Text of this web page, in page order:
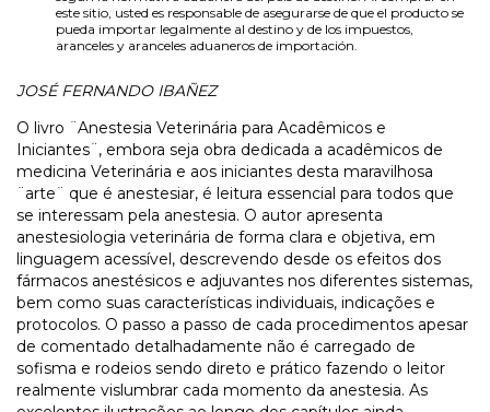
este sitio, usted es responsable de asegurarse de que el producto se
pueda importar legalmente al destino y de los impuestos,
aranceles y aranceles aduaneros de importación.
JOSÉ FERNANDO IBAÑEZ
O livro ¨Anestesia Veterinária para Acadêmicos e
Iniciantes¨, embora seja obra dedicada a acadêmicos de
medicina Veterinária e aos iniciantes desta maravilhosa
¨arte¨ que é anestesiar, é leitura essencial para todos que
se interessam pela anestesia. O autor apresenta
anestesiologia veterinária de forma clara e objetiva, em
linguagem acessível, descrevendo desde os efeitos dos
fármacos anestésicos e adjuvantes nos diferentes sistemas,
bem como suas características individuais, indicações e
protocolos. O passo a passo de cada procedimentos apesar
de comentado detalhadamente não é carregado de
sofisma e rodeios sendo direto e prático fazendo o leitor
realmente vislumbrar cada momento da anestesia. As